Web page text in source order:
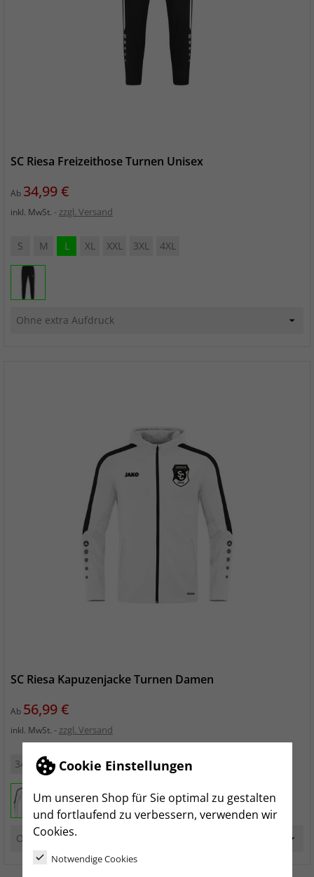
Cookie Einstellungen
Um unseren Shop für Sie optimal zu gestalten
und fortlaufend zu verbessern, verwenden wir
Cookies.
Notwendige Cookies
SC Riesa Freizeithose Turnen Unisex
Ab Preis
34,99 €
inkl. MwSt. zzgl. Versand
S M L XL XXL 3XL 4XL
SC Riesa Kapuzenjacke Turnen Damen
Ab Preis
56,99 €
inkl. MwSt. zzgl. Versand
34 36 38 40 42 44